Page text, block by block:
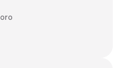
SU DEVOLUCIÓN...
COMPRAR MAS
POR EMAIL
"" NO RECOMIENDO